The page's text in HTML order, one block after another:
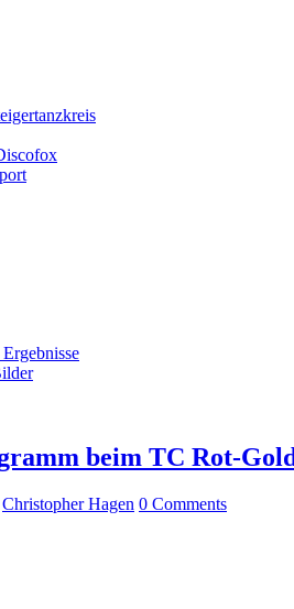
beim TC Rot-
Christopher Hagen 0 Comments